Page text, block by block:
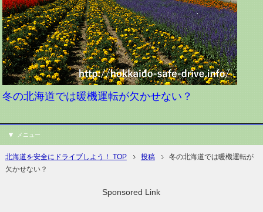
冬の北海道では暖機運転が欠かせない？
メニュー
北海道を安全にドライブしよう！ TOP 投稿
冬の北海道では暖機運転が
欠かせない？
Sponsored Link